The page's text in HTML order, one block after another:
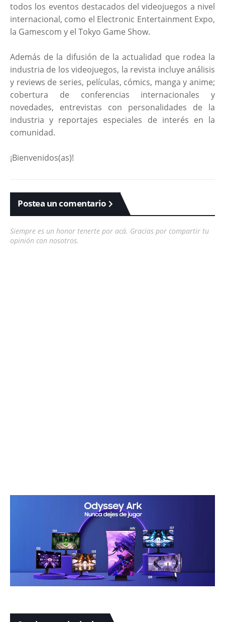
todos los eventos destacados del videojuegos a nivel
internacional, como el Electronic Entertainment Expo,
la Gamescom y el Tokyo Game Show.
Además de la difusión de la actualidad que rodea la
industria de los videojuegos, la revista incluye análisis
y reviews de series, películas, cómics, manga y anime;
cobertura de conferencias internacionales y
novedades, entrevistas con personalidades de la
industria y reportajes especiales de interés en la
comunidad.
¡Bienvenidos(as)!
Postea un comentario
Siempre es un honor tenerte por acá. Gracias por compartir tu
opinión con nosotros.